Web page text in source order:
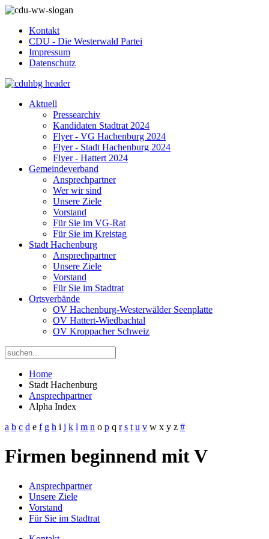
Kontakt
CDU - Die Westerwald Partei
Impressum
Datenschutz
Aktuell
Pressearchiv
Kandidaten Stadtrat 2024
Flyer - VG Hachenburg 2024
Flyer - Stadt Hachenburg 2024
Flyer - Hattert 2024
Gemeindeverband
Ansprechpartner
Wer wir sind
Unsere Ziele
Vorstand
Für Sie im VG-Rat
Für Sie im Kreistag
Stadt Hachenburg
Ansprechpartner
Unsere Ziele
Vorstand
Für Sie im Stadtrat
Ortsverbände
OV Hachenburg-Westerwälder Seenplatte
OV Hattert-Wiedbachtal
OV Kroppacher Schweiz
Home
Stadt Hachenburg
Ansprechpartner
Alpha Index
a b c d e f g h i j k l m n o p q r s t u v w x y z #
Firmen beginnend mit V
Ansprechpartner
Unsere Ziele
Vorstand
Für Sie im Stadtrat